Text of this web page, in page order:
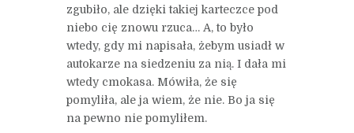
zgubiło, ale dzięki takiej karteczce pod
niebo cię znowu rzuca… A, to było
wtedy, gdy mi napisała, żebym usiadł w
autokarze na siedzeniu za nią. I dała mi
wtedy cmokasa. Mówiła, że się
pomyliła, ale ja wiem, że nie. Bo ja się
na pewno nie pomyliłem.